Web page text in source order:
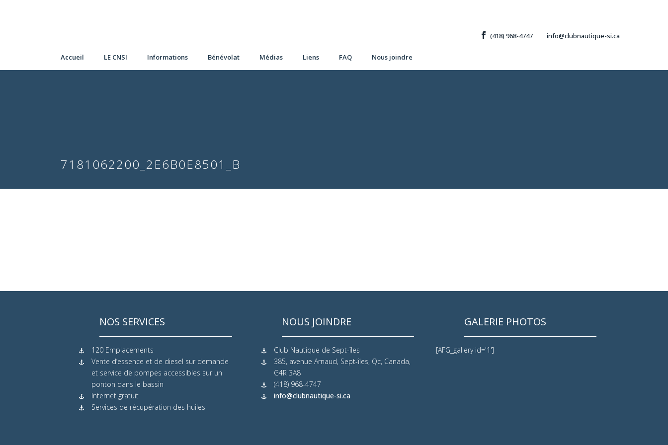
| info@clubnautique-si.ca
(418) 968-4747
Accueil LE CNSI Informations Bénévolat Médias Liens FAQ Nous joindre
7181062200_2E6B0E8501_B
NOS SERVICES
120 Emplacements
Vente d’essence et de diesel sur demande
et service de pompes accessibles sur un
ponton dans le bassin
Internet gratuit
Services de récupération des huiles
NOUS JOINDRE
Club Nautique de Sept-îles
385, avenue Arnaud, Sept-îles, Qc, Canada,
G4R 3A8
(418) 968-4747
info@clubnautique-si.ca
GALERIE PHOTOS
[AFG_gallery id='1']